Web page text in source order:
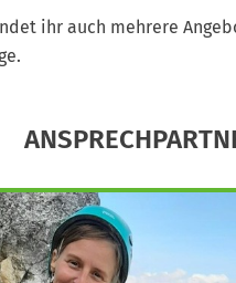
ihr auch mehrere